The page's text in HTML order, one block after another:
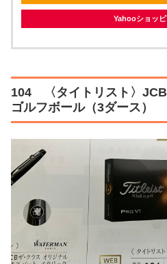
Yahooショッ
104 〈タイトリスト〉
ゴルフボール（3ダース）